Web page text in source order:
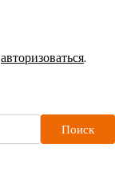
авторизоваться.
Поиск